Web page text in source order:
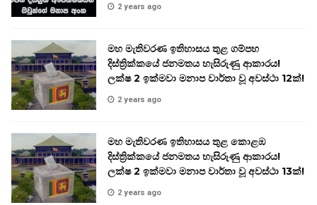
2 years ago
මහ මැතිවරණ ඉතිහාසය තුළ ගම්පහ
දිස්ත්‍රික්කයේ ජනමතය හැසිරුණු ආකාරය!
ලක්ෂ 2 ඉක්මවා මනාප වාර්තා වූ අවස්ථා 12ක්!
2 years ago
මහ මැතිවරණ ඉතිහාසය තුළ කොළඹ
දිස්ත්‍රික්කයේ ජනමතය හැසිරුණු ආකාරය!
ලක්ෂ 2 ඉක්මවා මනාප වාර්තා වූ අවස්ථා 13ක්!
2 years ago